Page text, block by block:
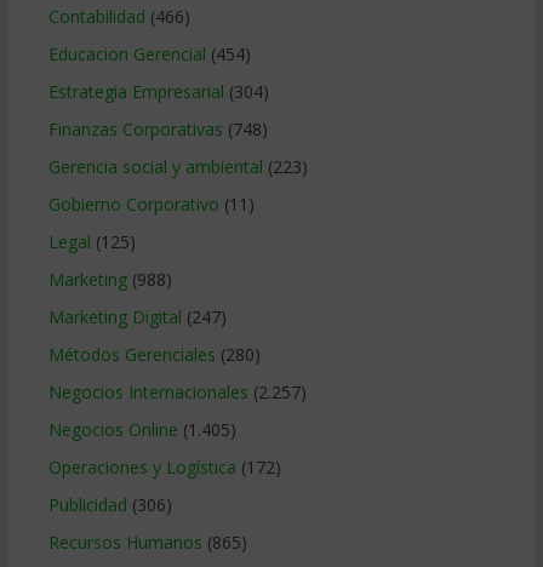
Contabilidad (466)
Educacion Gerencial (454)
Estrategia Empresarial (304)
Finanzas Corporativas (748)
Gerencia social y ambiental (223)
Gobierno Corporativo (11)
Legal (125)
Marketing(988)
Marketing Digital (247)
Métodos Gerenciales (280)
Negocios Internacionales (2.257)
Negocios Online (1.405)
Operaciones y Logística (172)
Publicidad (306)
Recursos Humanos (865)